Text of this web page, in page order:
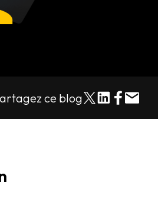
ce blog